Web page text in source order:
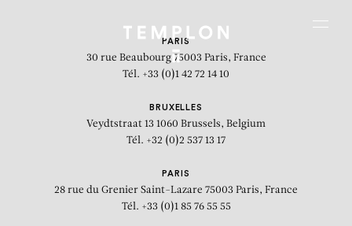
PARIS
30 rue Beaubourg 75003 Paris, France
Tél. +33 (0)1 42 72 14 10
BRUXELLES
Veydtstraat 13 1060 Brussels, Belgium
Tél. +32 (0)2 537 13 17
PARIS
28 rue du Grenier Saint-Lazare 75003 Paris, France
Tél. +33 (0)1 85 76 55 55